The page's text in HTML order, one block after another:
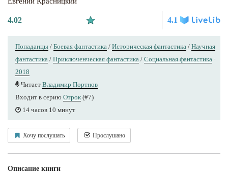
4.02 4.1
Попаданцы / Боевая фантастика / Историческая фантастика / Научная
фантастика / Приключенческая фантастика / Социальная фантастика ·
2018
Читает Владимир Портнов
Входит в серию Отрок (#7)
14 часов 10 минут
Хочу послушать Прослушано
Описание книги